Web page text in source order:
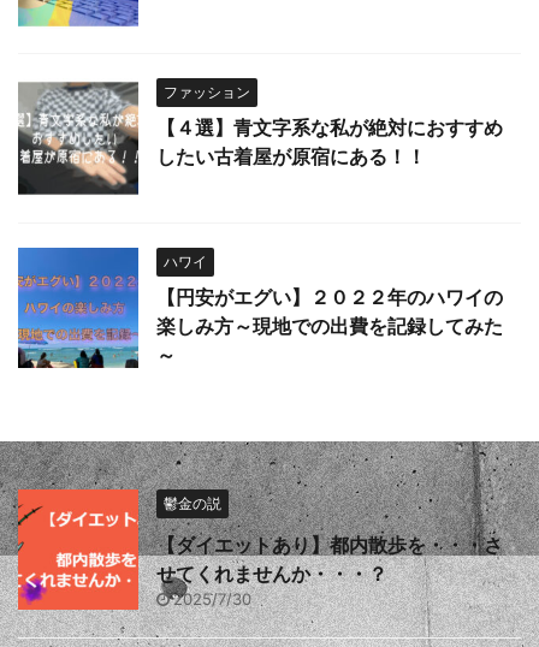
ファッション
【４選】青文字系な私が絶対におすすめ
したい古着屋が原宿にある！！
ハワイ
【円安がエグい】２０２２年のハワイの
楽しみ方～現地での出費を記録してみた
～
鬱金の説
【ダイエットあり】都内散歩を・・・さ
せてくれませんか・・・？
2025/7/30